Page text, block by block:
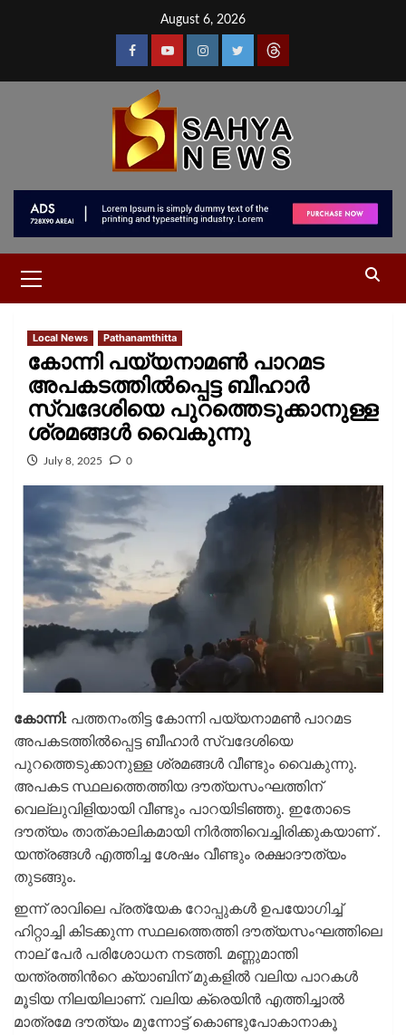
August 6, 2026
Local News Pathanamthitta
കോന്നി പയ്യനാമൺ പാറമട
അപകടത്തിൽപ്പെട്ട ബീഹാർ
സ്വദേശിയെ പുറത്തെടുക്കാനുള്ള
ശ്രമങ്ങള്‍ വൈകുന്നു
July 8, 2025 0
കോന്നി: പത്തനംതിട്ട കോന്നി പയ്യനാമൺ പാറമട
അപകടത്തിൽപ്പെട്ട ബീഹാർ സ്വദേശിയെ
പുറത്തെടുക്കാനുള്ള ശ്രമങ്ങള്‍ വീണ്ടും വൈകുന്നു.
അപകട സ്ഥലത്തെത്തിയ ദൗത്യസംഘത്തിന്
വെല്ലുവിളിയായി വീണ്ടും പാറയിടിഞ്ഞു. ഇതോടെ
ദൗത്യം താത്കാലികമായി നിര്‍ത്തിവെച്ചിരിക്കുകയാണ് .
യന്ത്രങ്ങൾ എത്തിച്ച ശേഷം വീണ്ടും രക്ഷാദൗത്യം
തുടങ്ങും.
ഇന്ന് രാവിലെ പ്രത്യേക റോപ്പുകള്‍ ഉപയോഗിച്ച്
ഹിറ്റാച്ചി കിടക്കുന്ന സ്ഥലത്തെത്തി ദൗത്യസംഘത്തിലെ
നാല് പേർ പരിശോധന നടത്തി. മണ്ണുമാന്തി
യന്ത്രത്തിന്‍റെ ക്യാബിന് മുകളില്‍ വലിയ പാറകൾ
മൂടിയ നിലയിലാണ്. വലിയ ക്രെയിൻ എത്തിച്ചാല്‍
മാത്രമേ ദൗത്യം മുന്നോട്ട് കൊണ്ടുപോകാനാകൂ